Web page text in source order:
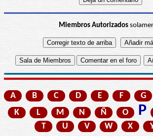
Miembros Autorizados
A B C D E F G
K
L M N Ñ O P
T
U V W X